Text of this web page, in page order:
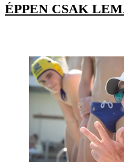
ÉPPEN CSAK